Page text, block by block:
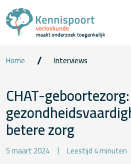
Home Interviews
CHAT-
betere zorg
5 maart 2024 Leestijd 4 minuten